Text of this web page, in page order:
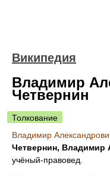
Википедия
Владимир
Четвернин
Толкование
Владимир
Четвернин, Владимир
учёный-правовед.